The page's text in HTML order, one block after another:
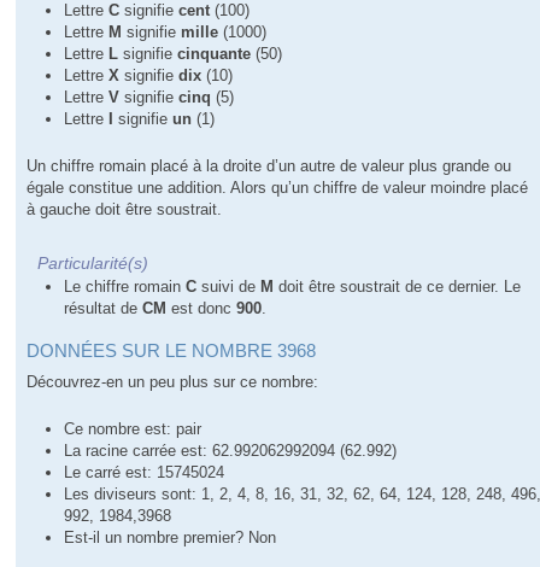
LettreC signifiecent(100)
Lettre M signifie mille (1000)
Lettre L signifiecinquante (50)
LettreX signifiedix (10)
LettreV signifiecinq (5)
Lettre
signifieun (1)
Un chiffre romain placé à la droite d’un autre de valeur plus grande ou
égale constitue une addition. Alors qu’un chiffre de valeur moindre placé
à gauche doit être soustrait.
Particularité(s)
Le chiffre romainC suivi de M doit être soustrait de ce dernier. Le
résultat deCM est donc900
DONNÉES SUR LE NOMBRE 3968
Découvrez-en un peu plus sur ce nombre:
Ce nombre est: pair
La racine carrée est: 62.992062992094 (62.992)
Le carré est: 15745024
Les diviseurs sont: 1, 2, 4, 8, 16, 31, 32, 62, 64, 124, 128, 248,
992, 1984,3968
Est-il un nombre premier? Non